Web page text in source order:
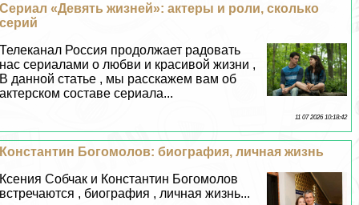
Сериал «Девять жизней»: актеры и роли, сколько
серий
Телеканал Россия продолжает радовать
нас сериалами о любви и красивой жизни ,
В данной статье , мы расскажем вам об
актерском составе сериала...
11 07 2026 10:18:42
Константин Богомолов: биография, личная жизнь
Ксения Собчак и Константин Богомолов
встречаются , биография , личная жизнь...